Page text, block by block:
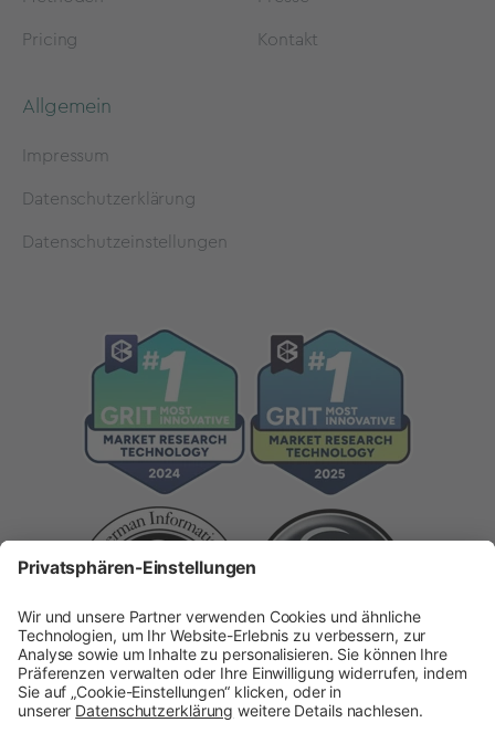
Pricing Kontakt
Allgemein
Impressum
Datenschutzerklärung
Datenschutzeinstellungen